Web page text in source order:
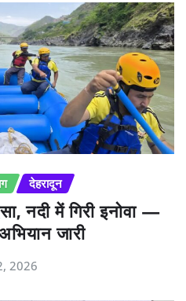
देहरादून
नदी में गिरी इनोवा —
जारी
2026